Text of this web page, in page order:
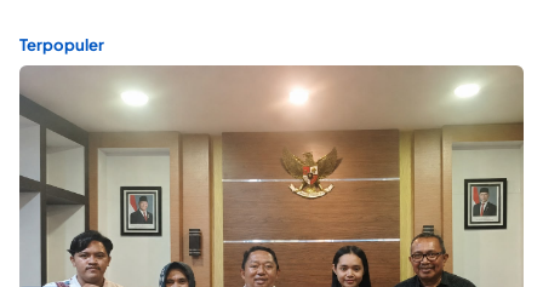
Terpopuler